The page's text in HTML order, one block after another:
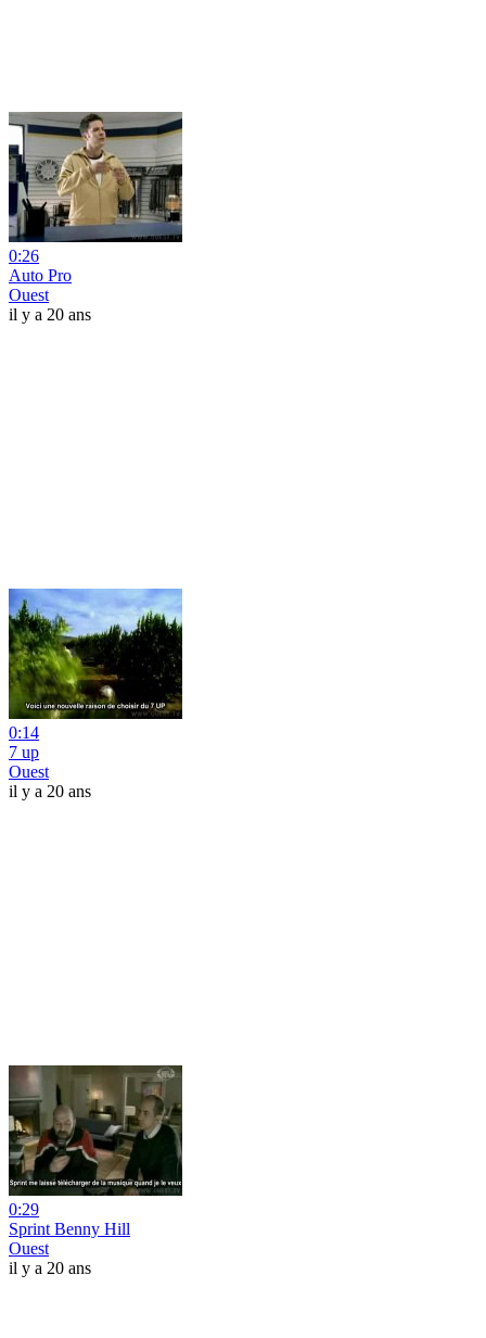
0:26
Auto Pro
Ouest
il y a 20 ans
0:14
7 up
Ouest
il y a 20 ans
0:29
Sprint Benny Hill
Ouest
il y a 20 ans